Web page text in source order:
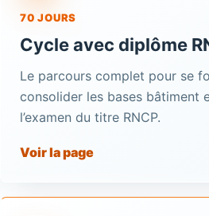
70 JOURS
Cycle avec diplôme
Le parcours complet pour se
consolider les bases bâtiment
l’examen du titre RNCP.
Voir la page